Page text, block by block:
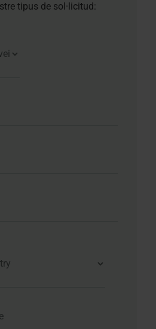
tipus de sol·licitud: